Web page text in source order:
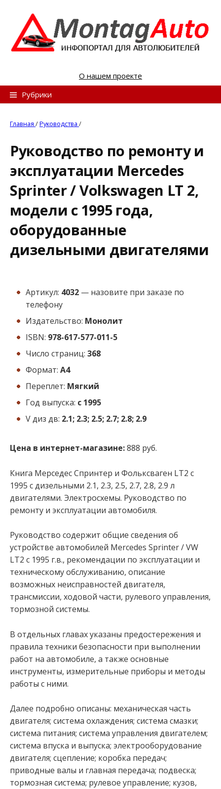
n
О нашем проекте
Рубрики
и
Главная /Руководства /
Руководство по ремонту и
эксплуатации Mercedes
Sprinter / Volkswagen LT 2,
модели с 1995 года,
оборудованные
дизельными двигателями
Артикул: 4032 — назовите при заказе по
телефону
Издательство: Монолит
ISBN: 978-617-577-011-5
Число страниц: 368
Формат: А4
Переплет: Мягкий
Год выпуска: с 1995
V диз дв: 2.1; 2.3; 2.5; 2.7; 2.8; 2.9
Цена в интернет-магазине:888 руб.
Книга Мерседес Спринтер и Фольксваген LT2 c
1995 с дизельными 2.1, 2.3, 2.5, 2.7, 2.8, 2.9 л
двигателями. Электросхемы. Руководство по
ремонту и эксплуатации автомобиля.
Руководство содержит общие сведения об
устройстве автомобилей Mercedes Sprinter / VW
LT2 с 1995 г.в., рекомендации по эксплуатации и
техническому обслуживанию, описание
возможных неисправностей двигателя,
трансмиссии, ходовой части, рулевого управления,
тормозной системы.
В отдельных главах указаны предостережения и
правила техники безопасности при выполнении
работ на автомобиле, а также основные
инструменты, измерительные приборы и методы
работы с ними.
Далее подробно описаны: механическая часть
двигателя; система охлаждения; система смазки;
система питания; система управления двигателем;
система впуска и выпуска; электрооборудование
двигателя; сцепление; коробка передач;
приводные валы и главная передача; подвеска;
тормозная система; рулевое управление; кузов,